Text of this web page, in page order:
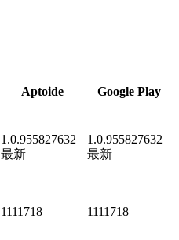
Aptoide
Google Play
1.0.955827632
最新
1.0.955827632
最新
1111718
1111718